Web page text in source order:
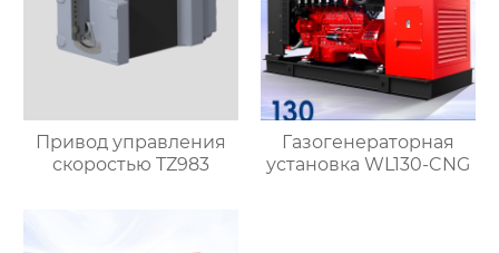
Привод управления
скоростью TZ983
Газогенераторная
установка WL130-CNG